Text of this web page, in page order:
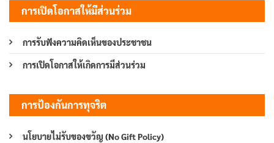
การเปิดโอกาสให้มีส่วนร่วม
การรับฟังความคิดเห็นของประชาชน
การเปิดโอกาสให้เกิดการมีส่วนร่วม
การป้องกันการทุจริต
นโยบายไม่รับของขวัญ (No Gift Policy)